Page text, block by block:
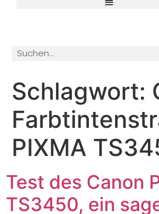
Schlagwort:
PIXMA
Test des Canon
TS3450, ein